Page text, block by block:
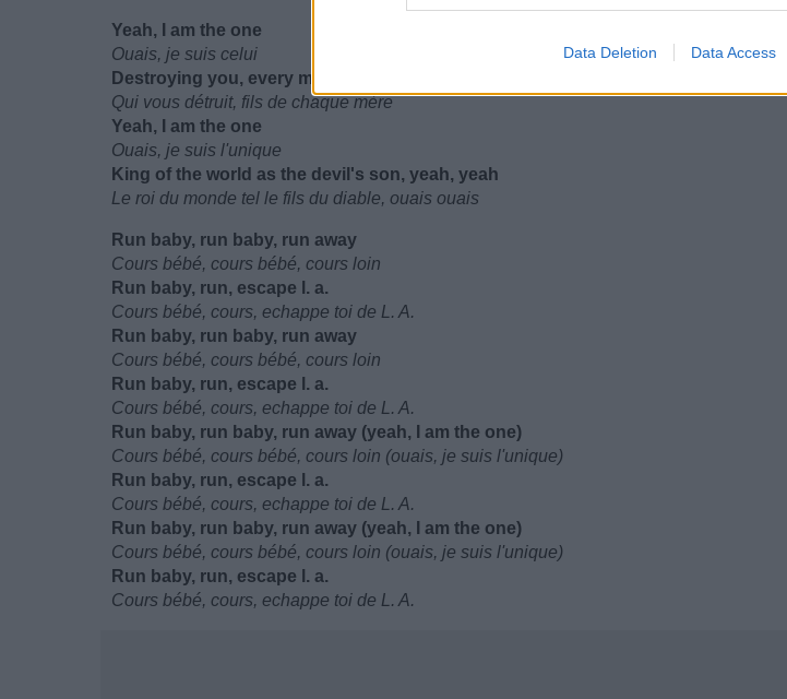
Data Deletion Data Access
Yeah, I am the one
Ouais, je suis celui
Destroying you, every mother's son
Qui vous détruit, fils de chaque mère
Yeah, I am the one
Ouais, je suis l'unique
King of the world as the devil's son, yeah, yeah
Le roi du monde tel le fils du diable, ouais ouais
Run baby, run baby, run away
Cours bébé, cours bébé, cours loin
Run baby, run, escape l. a.
Cours bébé, cours, echappe toi de L. A.
Run baby, run baby, run away
Cours bébé, cours bébé, cours loin
Run baby, run, escape l. a.
Cours bébé, cours, echappe toi de L. A.
Run baby, run baby, run away (yeah, I am the one)
Cours bébé, cours bébé, cours loin (ouais, je suis l'unique)
Run baby, run, escape l. a.
Cours bébé, cours, echappe toi de L. A.
Run baby, run baby, run away (yeah, I am the one)
Cours bébé, cours bébé, cours loin (ouais, je suis l'unique)
Run baby, run, escape l. a.
Cours bébé, cours, echappe toi de L. A.